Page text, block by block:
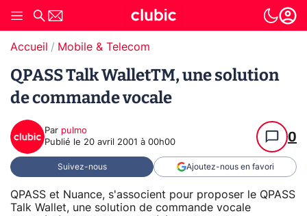
Accueil Mobile & Telecom
QPASS Talk WalletTM, une solution
de commande vocale
Par pulmo
Publié le 20 avril 2001 à 00h00 0
Suivez-nous Ajoutez-nous en favori
QPASS et Nuance, s'associent pour proposer le QPASS
Talk Wallet, une solution de commande vocale